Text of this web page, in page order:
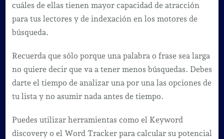
cuáles de ellas tienen mayor capacidad de atracción
para tus lectores y de indexación en los motores de
búsqueda.
Recuerda que sólo porque una palabra o frase sea larga
no quiere decir que va a tener menos búsquedas. Debes
darte el tiempo de analizar una por una las opciones de
tu lista y no asumir nada antes de tiempo.
Puedes utilizar herramientas como el Keyword
discovery o el Word Tracker para calcular su potencial